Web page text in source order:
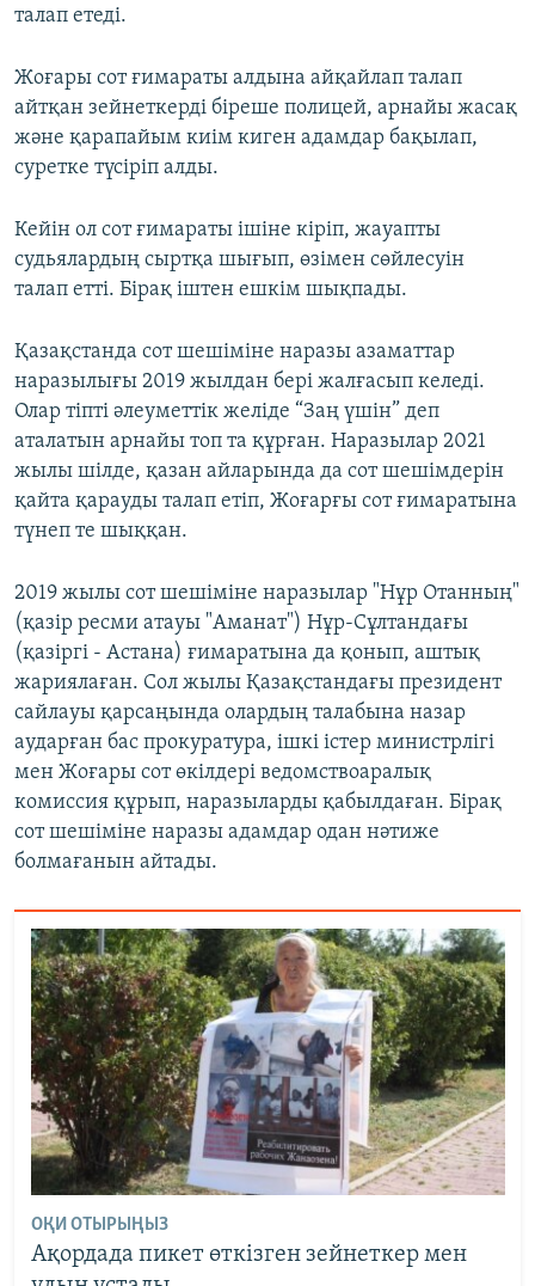
талап етеді.
Жоғары сот ғимараты алдына айқайлап талап
айтқан зейнеткерді біреше полицей, арнайы жасақ
және қарапайым киім киген адамдар бақылап,
суретке түсіріп алды.
Кейін ол сот ғимараты ішіне кіріп, жауапты
судьялардың сыртқа шығып, өзімен сөйлесуін
талап етті. Бірақ іштен ешкім шықпады.
Қазақстанда сот шешіміне наразы азаматтар
наразылығы 2019 жылдан бері жалғасып келеді.
Олар тіпті әлеуметтік желіде “Заң үшін” деп
аталатын арнайы топ та құрған. Наразылар 2021
жылы шілде, қазан айларында да сот шешімдерін
қайта қарауды талап етіп, Жоғарғы сот ғимаратына
түнеп те шыққан.
2019 жылы сот шешіміне наразылар "Нұр Отанның"
(қазір ресми атауы "Аманат") Нұр-Сұлтандағы
(қазіргі - Астана) ғимаратына да қонып, аштық
жариялаған. Сол жылы Қазақстандағы президент
сайлауы қарсаңында олардың талабына назар
аударған бас прокуратура, ішкі істер министрлігі
мен Жоғары сот өкілдері ведомствоаралық
комиссия құрып, наразыларды қабылдаған. Бірақ
сот шешіміне наразы адамдар одан нәтиже
болмағанын айтады.
ОҚИ ОТЫРЫҢЫЗ
Ақордада пикет өткізген зейнеткер мен